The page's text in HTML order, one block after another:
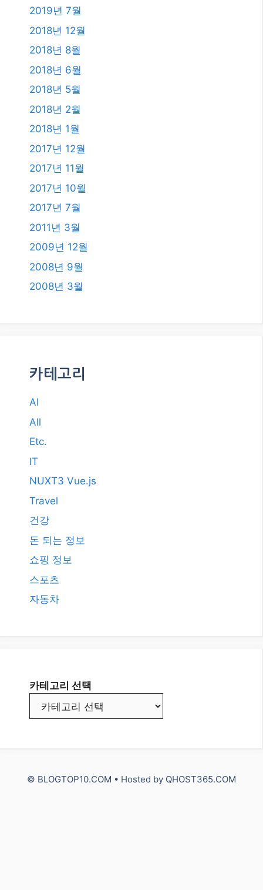
2019년 7월
2018년 12월
2018년 8월
2018년 6월
2018년 5월
2018년 2월
2018년 1월
2017년 12월
2017년 11월
2017년 10월
2017년 7월
2011년 3월
2009년 12월
2008년 9월
2008년 3월
카테고리
AI
All
Etc.
IT
NUXT3 Vue.js
Travel
건강
돈 되는 정보
쇼핑 정보
스포츠
자동차
카테고리 선택
© BLOGTOP10.COM • Hosted by QHOST365.COM